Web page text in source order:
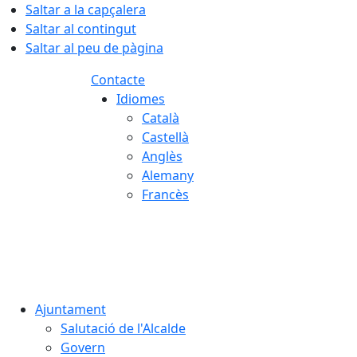
Saltar a la capçalera
Saltar al contingut
Saltar al peu de pàgina
Contacte
Idiomes
Català
Castellà
Anglès
Alemany
Francès
Ajuntament
Salutació de l'Alcalde
Govern